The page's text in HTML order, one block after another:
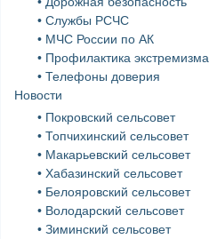
• Службы РСЧС
• МЧС России по АК
• Профилактика экстремизма
• Телефоны доверия
Новости
• Покровский сельсовет
• Топчихинский сельсовет
• Макарьевский сельсовет
• Хабазинский сельсовет
• Белояровский сельсовет
• Володарский сельсовет
• Зиминский сельсовет